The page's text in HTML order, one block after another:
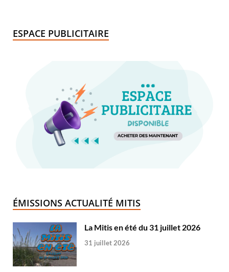
ESPACE PUBLICITAIRE
ÉMISSIONS ACTUALITÉ MITIS
La Mitis en été du 31 juillet 2026
31 juillet 2026